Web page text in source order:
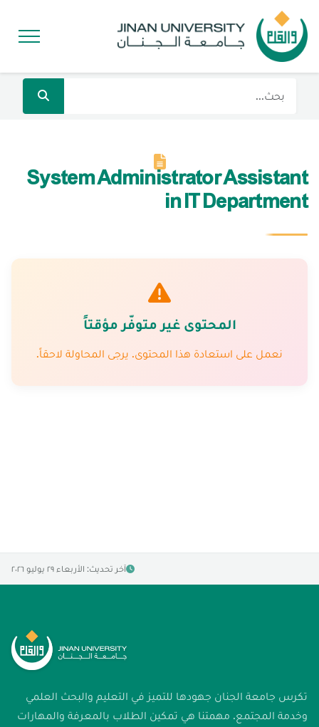
System Administrator Assistant
in IT Department
المحتوى غير متوفّر مؤقتاً
نعمل على استعادة هذا المحتوى. يرجى المحاولة لاحقاً.
آخر تحديث: الأربعاء ٢٩ يوليو ٢٠٢٦
تكرس جامعة الجنان جهودها للتميز في التعليم والبحث العلمي
وخدمة المجتمع. مهمتنا هي تمكين الطلاب بالمعرفة والمهارات